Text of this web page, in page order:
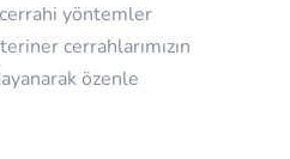
yöntemler
cerrahlarımızın
özenle